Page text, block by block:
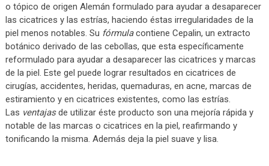
o tópico de origen Alemán formulado para ayudar a desaparecer
las cicatrices y las estrías, haciendo éstas irregularidades de la
piel menos notables. Su fórmulacontiene Cepalin, un extracto
botánico derivado de las cebollas, que esta específicamente
reformulado para ayudar a desaparecer las cicatrices y marcas
de la piel. Este gel puede lograr resultados en cicatrices de
cirugías, accidentes, heridas, quemaduras, en acne, marcas de
estiramiento y en cicatrices existentes, como las estrías.
Las ventajasde utilizar éste producto son una mejoría rápida y
notable de las marcas o cicatrices en la piel, reafirmando y
tonificando la misma. Además deja la piel suave y lisa.